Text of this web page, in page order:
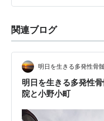
へ戻ると、思いを寄せて
らの返事には、「庭で大
ったので、毎夜一株ずつ
関連ブログ
明日を生きる多発性骨
明日を生きる多発性
院と小野小町